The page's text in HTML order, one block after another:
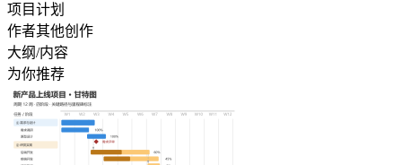
项目计划
作者其他创作
大纲/内容
为你推荐